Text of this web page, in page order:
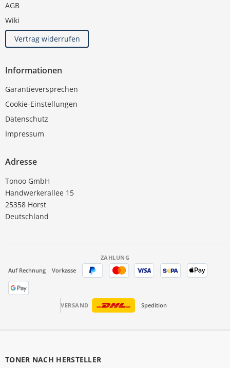
AGB
Wiki
Vertrag widerrufen
Informationen
Garantieversprechen
Cookie-Einstellungen
Datenschutz
Impressum
Adresse
Tonoo GmbH
Handwerkerallee 15
25358 Horst
Deutschland
ZAHLUNG
Auf Rechnung
Vorkasse
VERSAND Spedition
TONER NACH HERSTELLER